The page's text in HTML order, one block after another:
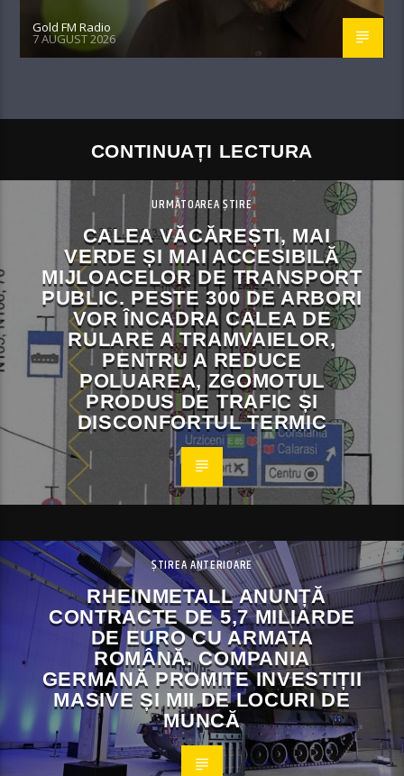
Gold FM Radio
7 AUGUST 2026
CONTINUAȚI LECTURA
URMĂTOAREA ȘTIRE
CALEA VĂCĂREȘTI, MAI
VERDE ȘI MAI ACCESIBILĂ
MIJLOACELOR DE TRANSPORT
PUBLIC. PESTE 300 DE ARBORI
VOR ÎNCADRA CALEA DE
RULARE A TRAMVAIELOR,
PENTRU A REDUCE
POLUAREA, ZGOMOTUL
PRODUS DE TRAFIC ȘI
DISCONFORTUL TERMIC
ȘTIREA ANTERIOARE
RHEINMETALL ANUNȚĂ
CONTRACTE DE 5,7 MILIARDE
DE EURO CU ARMATA
ROMÂNĂ. COMPANIA
GERMANĂ PROMITE INVESTIȚII
MASIVE ȘI MII DE LOCURI DE
MUNCĂ